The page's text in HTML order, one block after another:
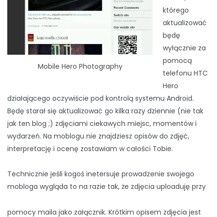
Mobile Hero Photography
którego
aktualizować
będę
wyłącznie za
pomocą
telefonu HTC
Hero
działającego oczywiście pod kontrolą systemu Android.
Będę starał się aktualizować go kilka razy dziennie (nie tak
jak ten blog ;) zdjęciami ciekawych miejsc, momentów i
wydarzeń. Na moblogu nie znajdziesz opisów do zdjęć,
interpretację i ocenę zostawiam w całości Tobie.
Technicznie jeśli kogoś inetersuje prowadzenie swojego
mobloga wygląda to na razie tak, że zdjęcia uploaduję przy
pomocy maila jako załącznik. Krótkim opisem zdjęcia jest